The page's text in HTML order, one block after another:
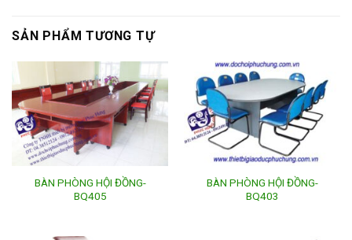
SẢN PHẨM TƯƠNG TỰ
BÀN PHÒNG HỘI ĐỒNG-
BQ405
BÀN PHÒNG HỘI ĐỒNG-
BQ403